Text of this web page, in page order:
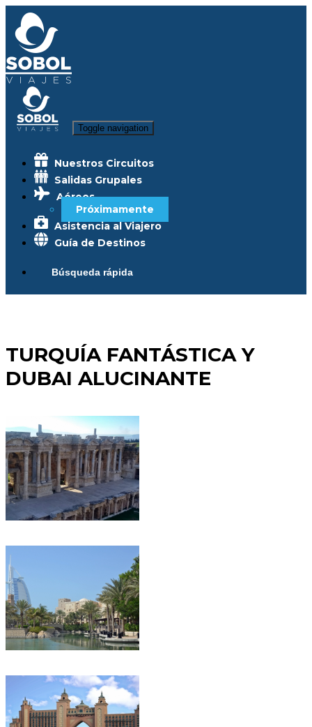
Toggle navigation
Nuestros Circuitos
Salidas Grupales
Aéreos
Próximamente
Asistencia al Viajero
Guía de Destinos
Búsqueda rápida
TURQUÍA FANTÁSTICA Y
DUBAI ALUCINANTE